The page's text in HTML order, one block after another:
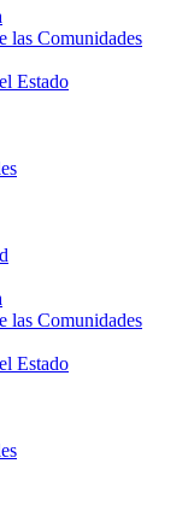
las Comunidades
Estado
las Comunidades
Estado